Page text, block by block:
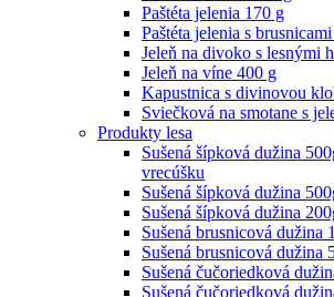
Paštéta jelenia 170 g
Paštéta jelenia s
Jeleň na divoko s lesnými
Jeleň na víne 400 g
Kapustnica s divinovou
Sviečková na smotane s
Produkty lesa
Sušená šípková dužina
vrecúšku
Sušená šípková dužina
Sušená šípková dužina
Sušená brusnicová dužina
Sušená brusnicová dužina
Sušená čučoriedková
Sušená čučoriedková